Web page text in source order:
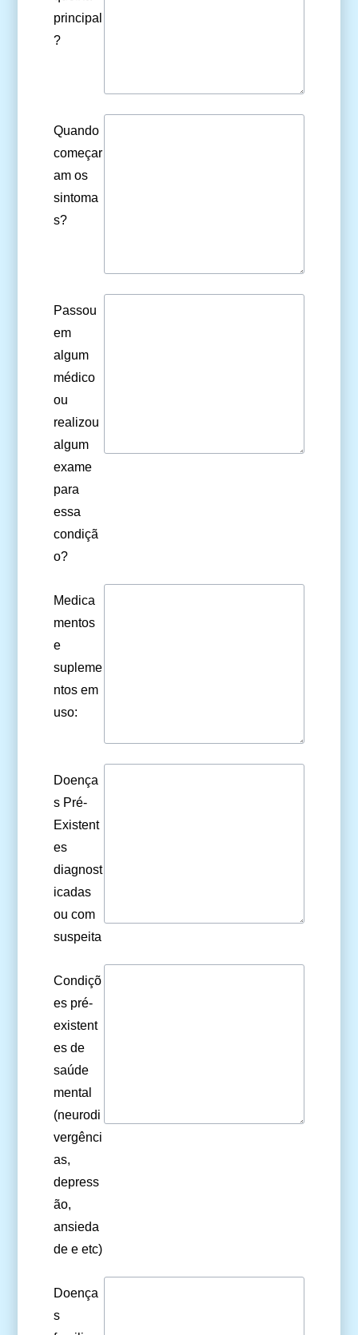
principal
?
Quando
começar
am os
sintoma
s?
Passou
em
algum
médico
ou
realizou
algum
exame
para
essa
condiçã
o?
Medica
mentos
e
supleme
ntos em
uso:
Doença
s Pré-
Existent
es
diagnost
icadas
ou com
suspeita
Condiçõ
es pré-
existent
es de
saúde
mental
(neurodi
vergênci
as,
depress
ão,
ansieda
de e etc)
Doença
s